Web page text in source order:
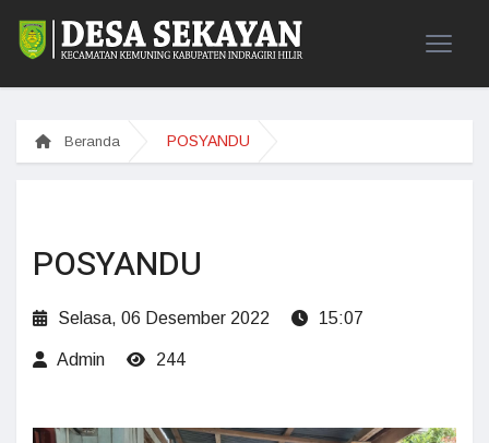
Beranda POSYANDU
POSYANDU
Selasa, 06 Desember 2022 15:07
Admin 244